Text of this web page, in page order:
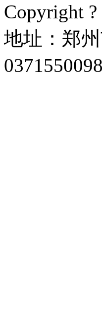
Copyright
地址：郑